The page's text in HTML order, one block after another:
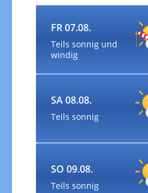
FR 07.08.
Teils sonnig und
windig
SA 08.08.
Teils sonnig
SO 09.08.
Teils sonnig